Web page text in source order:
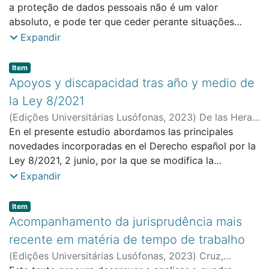
pessoais, críticas agressivas e liberdade de expressão.
8. Nota final.
a proteção de dados pessoais não é um valor
absoluto, e pode ter que ceder perante situações
concretas que justifiquem a divulgação de informação.
Expandir
Item type:
Item,
Apoyos y discapacidad tras año y medio de
la Ley 8/2021
(Edições Universitárias Lusófonas, 2023) De las Heras
García, Manuel Ángel; Faculdade de Direito e Ciência
Política
En el presente estudio abordamos las principales
novedades incorporadas en el Derecho español por la
Ley 8/2021, 2 junio, por la que se modifica la
legislación civil y procesal para el apoyo a las
capacidad jurídica (LAPD) a fin de aclimatarla a las
disposiciones de la Convención internacional de la
ONU sobre los derechos de las personas con
discapacidad, procurando delimitar el concepto de
«persona con discapacidad» y mostrando asimismo si
Expandir
Item type:
Item,
Acompanhamento da jurisprudência mais
recente em matéria de tempo de trabalho
(Edições Universitárias Lusófonas, 2023) Cruz,